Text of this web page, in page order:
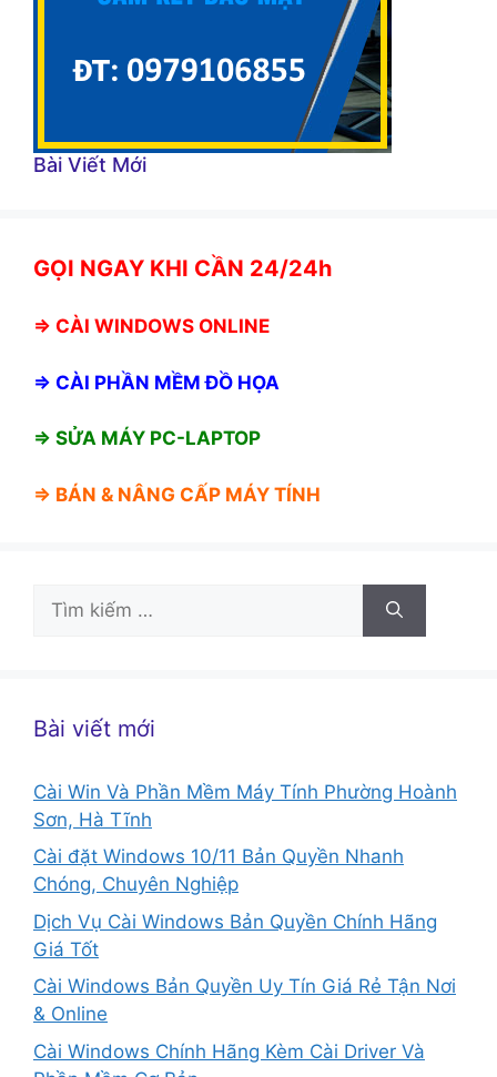
Bài Viết Mới
GỌI NGAY KHI CẦN 24/24h
⇒ CÀI WINDOWS ONLINE
⇒ CÀI PHẦN MỀM ĐỒ HỌA
⇒ SỬA MÁY PC-LAPTOP
⇒ BÁN & NÂNG CẤP MÁY TÍNH
Tìm
kiếm
Bài viết mới
Cài Win Và Phần Mềm Máy Tính Phường Hoành
Sơn, Hà Tĩnh
Cài đặt Windows 10/11 Bản Quyền Nhanh
Chóng, Chuyên Nghiệp
Dịch Vụ Cài Windows Bản Quyền Chính Hãng
Giá Tốt
Cài Windows Bản Quyền Uy Tín Giá Rẻ Tận Nơi
& Online
Cài Windows Chính Hãng Kèm Cài Driver Và